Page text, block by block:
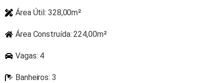
Área Útil: 328,00m²
Área Construída: 224,00m²
Vagas: 4
Banheiros: 3